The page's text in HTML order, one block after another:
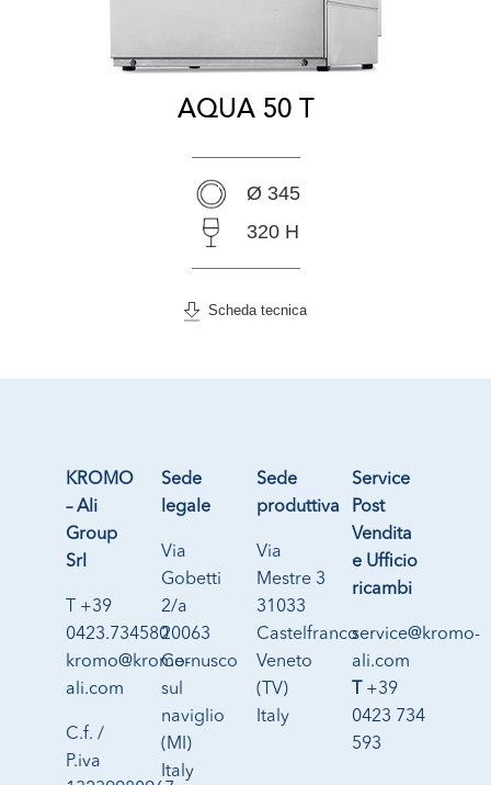
AQUA 50 T
Ø 345
320 H
Scheda tecnica
KROMO
– Ali
Group
Srl
T +39
0423.734580
kromo@kromo-
ali.com
C.f. /
P.iva
Sede
legale
Via
Gobetti
2/a
20063
Cernusco
sul
naviglio
(MI)
Italy
Sede
produttiva
Via
Mestre 3
31033
Castelfranco
Veneto
(TV)
Italy
Service
Post
Vendita
e Ufficio
ricambi
service@kromo-
ali.com
T +39
0423 734
593